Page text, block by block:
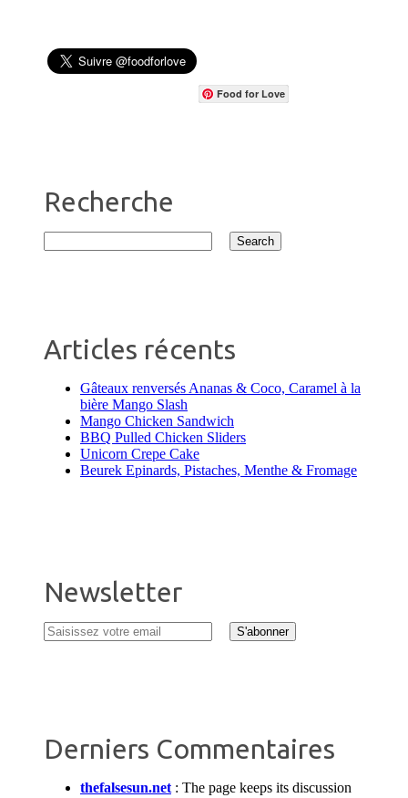
Food for Love
Recherche
Articles récents
Gâteaux renversés Ananas & Coco, Caramel à la
bière Mango Slash
Mango Chicken Sandwich
BBQ Pulled Chicken Sliders
Unicorn Crepe Cake
Beurek Epinards, Pistaches, Menthe & Fromage
Newsletter
Derniers Commentaires
thefalsesun.net : The page keeps its discussion